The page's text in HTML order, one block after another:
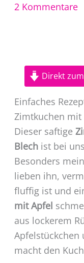
2 Kommentare
Direkt
Einfaches
Zimtkuchen mit
Dieser saftige
Blechist bei
Besonders
lieben ihn,
fluffig ist und
mit Apfel
aus lockerem
macht den